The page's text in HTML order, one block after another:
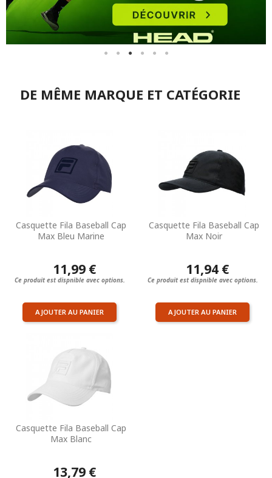
DE MÊME MARQUE ET CATÉGORIE
Casquette Fila Baseball Cap
Max Bleu Marine
11,99 €
Ce produit est dispnible avec options.
AJOUTER AU PANIER
Casquette Fila Baseball Cap
Max Noir
11,94 €
Ce produit est dispnible avec options.
AJOUTER AU PANIER
Casquette Fila Baseball Cap
Max Blanc
13,79 €